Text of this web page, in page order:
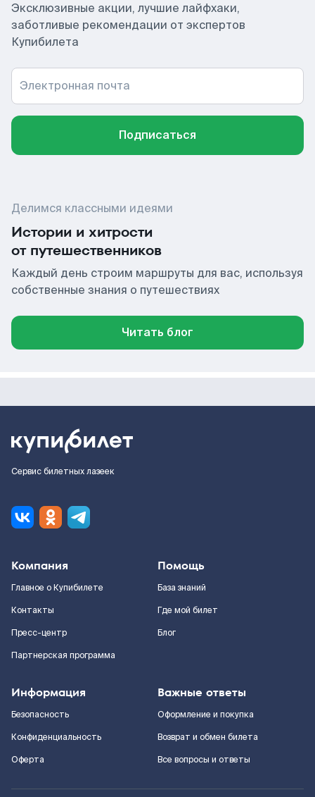
Эксклюзивные акции, лучшие лайфхаки,
заботливые рекомендации от экспертов
Купибилета
Электронная почта
Подписаться
Делимся классными идеями
Истории и хитрости
от путешественников
Каждый день строим маршруты для вас, используя
собственные знания о путешествиях
Читать блог
Сервис билетных лазеек
Компания
Главное о Купибилете
Контакты
Пресс-центр
Партнерская программа
Помощь
База знаний
Где мой билет
Блог
Информация
Безопасность
Конфиденциальность
Оферта
Важные ответы
Оформление и покупка
Возврат и обмен билета
Все вопросы и ответы